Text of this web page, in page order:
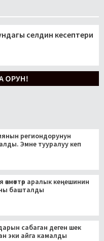
селдин кесептери
региондорунун
Эмне тууралуу кеп
аралык кеңешинин
башталды
сабаган деген шек
эки айга камалды